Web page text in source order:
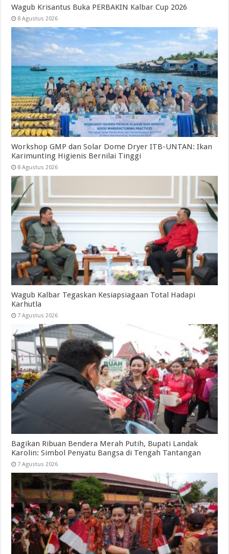
Wagub Krisantus Buka PERBAKIN Kalbar Cup 2026
8 Agustus 2026
Workshop GMP dan Solar Dome Dryer ITB-UNTAN: Ikan
Karimunting Higienis Bernilai Tinggi
8 Agustus 2026
Wagub Kalbar Tegaskan Kesiapsiagaan Total Hadapi
Karhutla
7 Agustus 2026
Bagikan Ribuan Bendera Merah Putih, Bupati Landak
Karolin: Simbol Penyatu Bangsa di Tengah Tantangan
7 Agustus 2026